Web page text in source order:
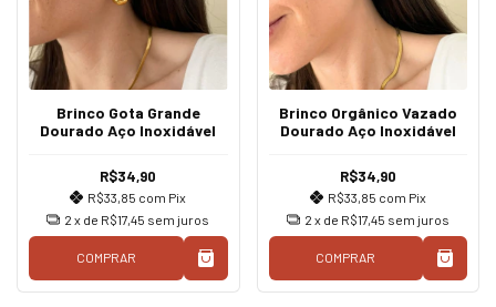
Brinco Gota Grande
Dourado Aço Inoxidável
R$34,90
R$33,85 com Pix
2 x de R$17,45 sem juros
COMPRAR
Brinco Orgânico Vazado
Dourado Aço Inoxidável
R$34,90
R$33,85 com Pix
2 x de R$17,45 sem juros
COMPRAR